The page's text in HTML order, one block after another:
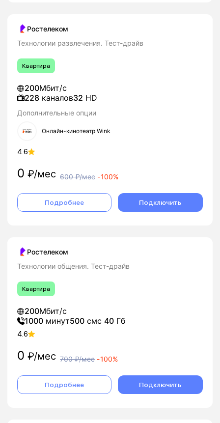
Ростелеком
Технологии развлечения. Тест-драйв
Квартира
200Мбит/с
228 каналов32 HD
Дополнительные опции
Онлайн-кинотеатр Wink
4.6
0 ₽/мес 600₽/мес -100%
Подробнее Подключить
Ростелеком
Технологии общения. Тест-драйв
Квартира
200Мбит/с
1000 минут500 смс 40 Гб
4.6
0 ₽/мес 700₽/мес -100%
Подробнее Подключить